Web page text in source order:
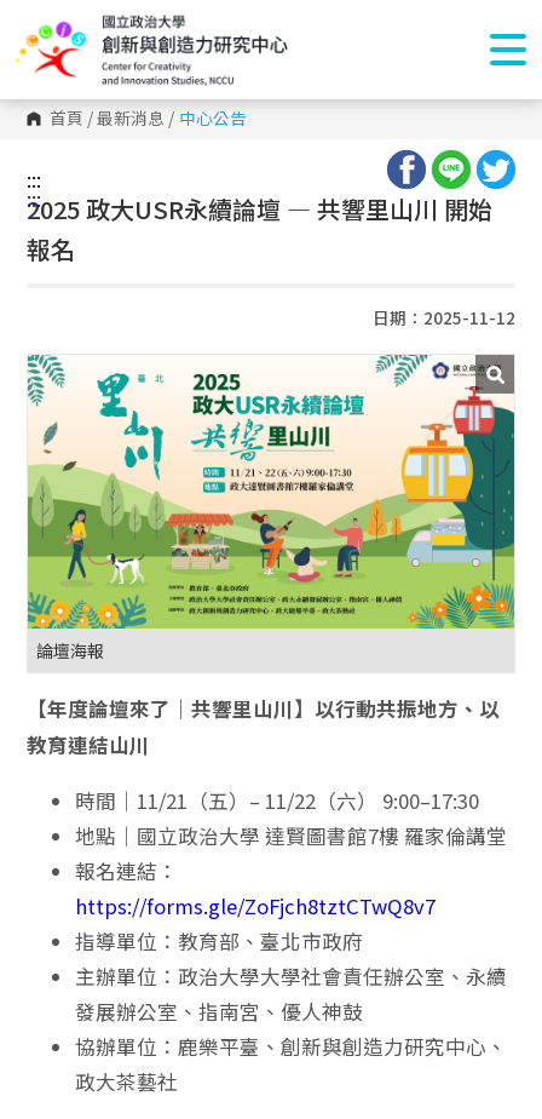
首頁 /最新消息 / 中心公告
:::
:::
2025 政大USR永續論壇 — 共響里山川 開始
報名
日期：2025-11-12
論壇海報
【年度論壇來了｜共響里山川】以行動共振地方、以
教育連結山川
時間｜11/21（五）– 11/22（六） 9:00–17:30
地點｜國立政治大學 達賢圖書館7樓 羅家倫講堂
報名連結：
https://forms.gle/ZoFjch8tztCTwQ8v7
指導單位：教育部、臺北市政府
主辦單位：政治大學大學社會責任辦公室、永續
發展辦公室、指南宮、優人神鼓
協辦單位：鹿樂平臺、創新與創造力研究中心、
政大茶藝社